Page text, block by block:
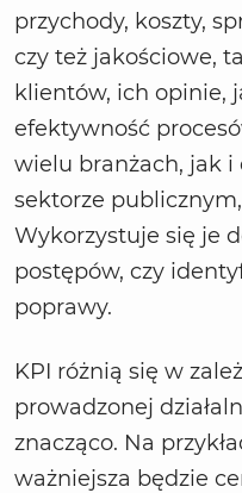
przychody, koszty,
czy też jakościowe,
klientów, ich opinie,
efektywność
wielu branżach, jak i
sektorze
Wykorzystuje się je
postępów, czy
poprawy.
KPI różnią się w
prowadzonej
znacząco. Na
ważniejsza będzie